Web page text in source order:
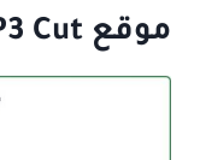
موقع MP3 Cut